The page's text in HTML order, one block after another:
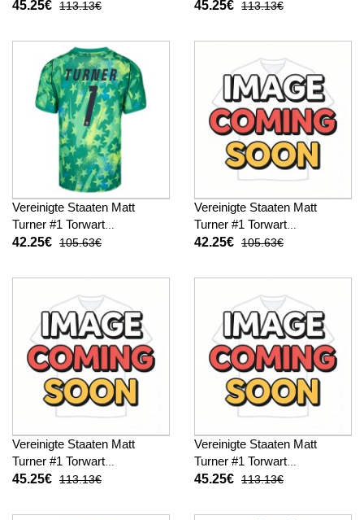
WM 2026 Langarm
45.25€ 113.13€
Auswärtstrikot WM 2026
45.25€ 113.13€
Vereinigte Staaten Matt
Turner #1 Torwart
Fußballbekleidung Heimtrikot
42.25€ 105.63€
Vereinigte Staaten Matt
Turner #1 Torwart
Fußballbekleidung
Kurzarm
42.25€ 105.63€
Vereinigte Staaten Matt
Turner #1 Torwart
Fußballbekleidung Heimtrikot
45.25€ 113.13€
Vereinigte Staaten Matt
Turner #1 Torwart
Fußballbekleidung
Langarm
45.25€ 113.13€